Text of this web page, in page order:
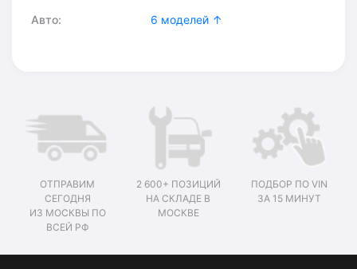
Авто: 6 моделей ↑
ОТПРАВИМ
СЕГОДНЯ
ИЗ МОСКВЫ ПО
ВСЕЙ РФ
2 600+ ПОЗИЦИЙ
НА СКЛАДЕ В
МОСКВЕ
ПОДБОР ПО VIN
ЗА 15 МИНУТ